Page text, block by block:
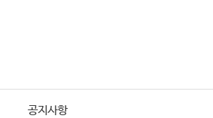
공지사항